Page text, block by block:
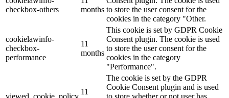
checkbox-others
months to store the user consent for the
cookies in the category "Other.
cookielawinfo-
checkbox-
performance
11
months
This cookie is set by GDPR Cookie
Consent plugin. The cookie is used
to store the user consent for the
cookies in the category
"Performance".
viewed_cookie_policy
11
The cookie is set by the GDPR
Cookie Consent plugin and is used
to store whether or not user has